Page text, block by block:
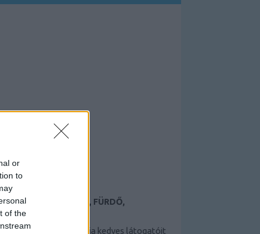
or
to
of the
TERMÁLFÜRDŐ, FÜRDŐ,
termálfürdő várja kedves látogatóit